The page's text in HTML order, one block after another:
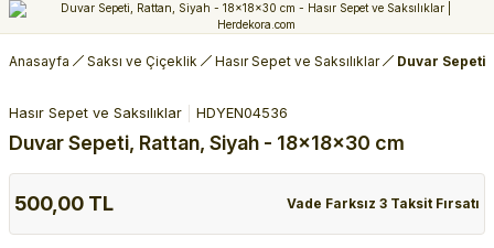
Anasayfa Saksı ve Çiçeklik Hasır Sepet ve Saksılıklar Duvar
Hasır Sepet ve Saksılıklar HDYEN04536
Duvar Sepeti, Rattan, Siyah - 18x18x30 cm
500,00 TL Vade Farksız 3 Taksit Fırsatı